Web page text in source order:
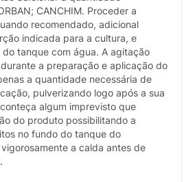
CANCHIM. Proceder a
recomendado, adicional
indicada para a cultura, e
tanque com água. A agitação
a preparação e aplicação do
a quantidade necessária de
pulverizando logo após a sua
algum imprevisto que
do produto possibilitando a
no fundo do tanque do
a calda antes de